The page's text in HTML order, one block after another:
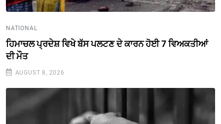
NATIONAL
ਹਿਮਾਚਲ ਪ੍ਰਦੇਸ਼ ਵਿਖੇ ਬੱਸ ਪਲਟਣ ਦੇ ਕਾਰਨ ਹੋਈ 7 ਵਿਅਕਤੀਆਂ
ਦੀ ਮੌਤ
AUGUST 8, 2026